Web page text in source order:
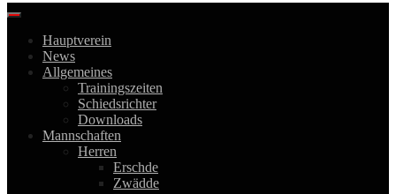
Hauptverein
News
Allgemeines
Trainingszeiten
Schiedsrichter
Downloads
Mannschaften
Herren
Erschde
Zwädde